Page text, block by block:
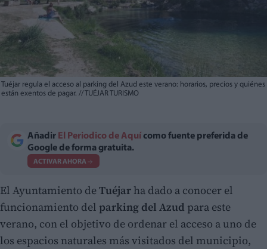
Tuéjar regula el acceso al parking del Azud este verano: horarios, precios y quiénes
están exentos de pagar. // TUÉJAR TURISMO
Añadir El Periodico de Aquí como fuente preferida de
Google de forma gratuita.
ACTIVAR AHORA
El Ayuntamiento deTuéjar ha dado a conocer el
funcionamiento del parking del Azud para este
verano, con el objetivo de ordenar el acceso a uno de
los espacios naturales más visitados del municipio,